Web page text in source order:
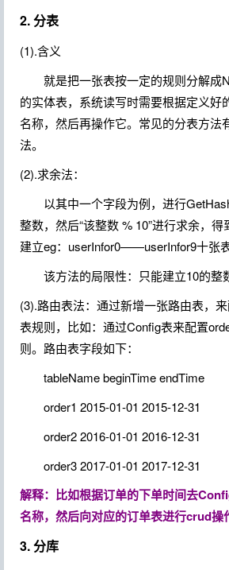
2. 分表
(1).含义
就是把一张表按一定的规则分解成
的实体表，系统读写时需要根据定义好
名称，然后再操作它。常见的分表方法
法。
(2).求余法：
以其中一个字段为例，进行
整数，然后“该整数 % 10”进行求余，得
建立eg：userInfor0——userInfor9十张
该方法的局限性：只能建立10的整
(3).路由表法：通过新增一张路由表，
表规则，比如：通过Config表来配置
则。路由表字段如下：
tableName beginTime endTime
order1 2015-01-01 2015-12-31
order2 2016-01-01 2016-12-31
order3 2017-01-01 2017-12-31
解释：比如根据订单的下单时间去
名称，然后向对应的订单表进行crud操
3. 分库